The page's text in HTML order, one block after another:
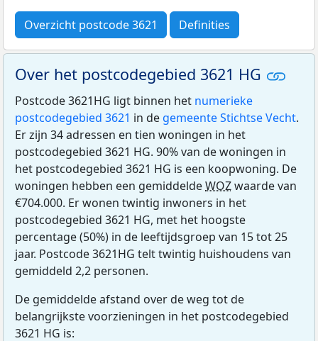
Overzicht postcode 3621 Definities
Over het postcodegebied 3621 HG
Postcode 3621HG ligt binnen het numerieke
postcodegebied 3621 in de gemeente Stichtse Vecht.
Er zijn 34 adressen en tien woningen in het
postcodegebied 3621 HG. 90% van de woningen in
het postcodegebied 3621 HG is een koopwoning. De
woningen hebben een gemiddeldeWOZwaarde van
€704.000. Er wonen twintig inwoners in het
postcodegebied 3621 HG, met het hoogste
percentage (50%) in de leeftijdsgroep van 15 tot 25
jaar. Postcode 3621HG telt twintig huishoudens van
gemiddeld 2,2 personen.
De gemiddelde afstand over de weg tot de
belangrijkste voorzieningen in het postcodegebied
3621 HG is: